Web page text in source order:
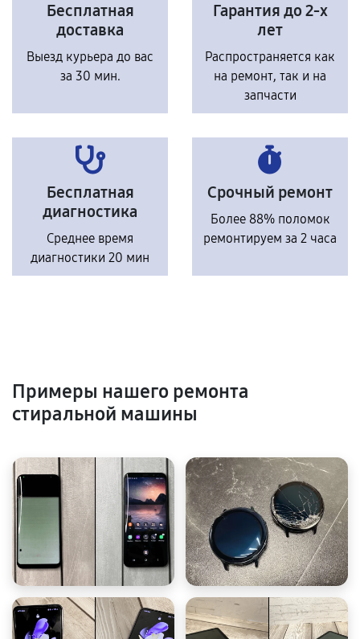
Бесплатная
доставка
Выезд курьера до вас
за 30 мин.
Гарантия до 2-х
лет
Распространяется как
на ремонт, так и на
запчасти
Бесплатная
диагностика
Среднее время
диагностики 20 мин
Срочный ремонт
Более 88% поломок
ремонтируем за 2 часа
Примеры нашего ремонта
стиральной машины